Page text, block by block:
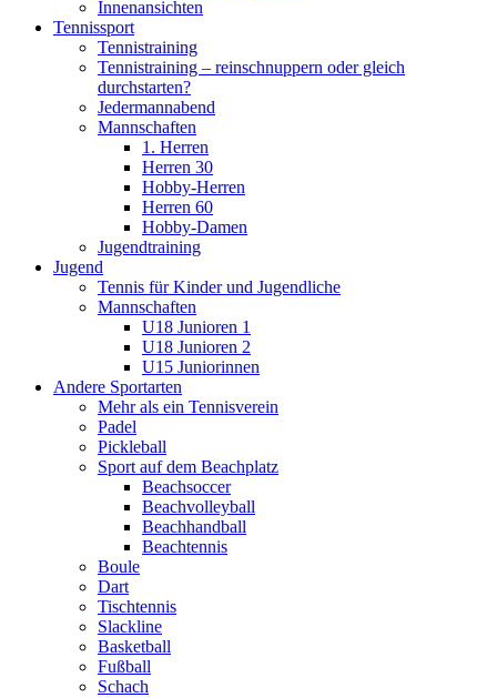
Innenansichten
Tennissport
Tennistraining
Tennistraining – reinschnuppern oder gleich
durchstarten?
Jedermannabend
Mannschaften
1. Herren
Herren 30
Hobby-Herren
Herren 60
Hobby-Damen
Jugendtraining
Jugend
Tennis für Kinder und Jugendliche
Mannschaften
U18 Junioren 1
U18 Junioren 2
U15 Juniorinnen
Andere Sportarten
Mehr als ein Tennisverein
Padel
Pickleball
Sport auf dem Beachplatz
Beachsoccer
Beachvolleyball
Beachhandball
Beachtennis
Boule
Dart
Tischtennis
Slackline
Basketball
Fußball
Schach